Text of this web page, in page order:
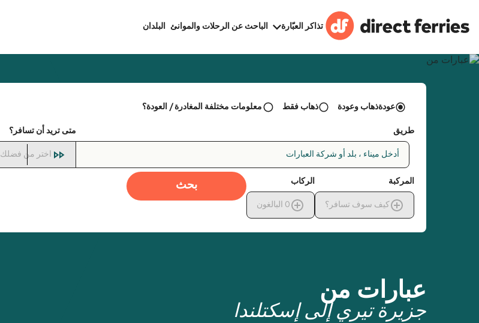
تذاكر العبّارة الباحث عن الرحلات والموانئ البلدان
عبارات من
جزيرة تيري إلى إسكتلندا
عودةذهاب وعودة ذهاب فقط معلومات مختلفة المغادرة / العودة؟
طريق
أدخل ميناء ، بلد أو شركة العبارات
متى تريد أن تسافر؟
اختر من فضلك
المركبة
كيف سوف تسافر؟
الركاب
0 البالغون
بحث